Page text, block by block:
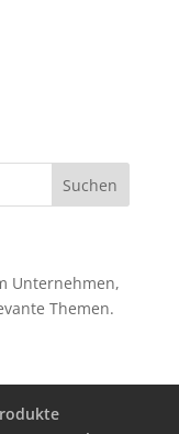
Unternehmen,
Themen.